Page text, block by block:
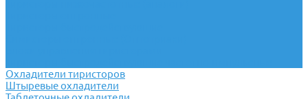
Охладители тиристоров
Штыревые охладители